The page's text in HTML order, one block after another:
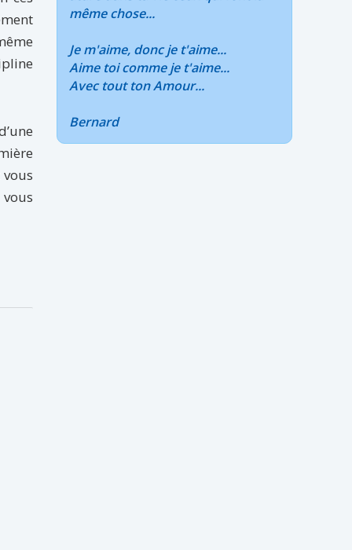
même chose...
Je m'aime, donc je t'aime...
Aime toi comme je t'aime...
Avec tout ton Amour...
Bernard